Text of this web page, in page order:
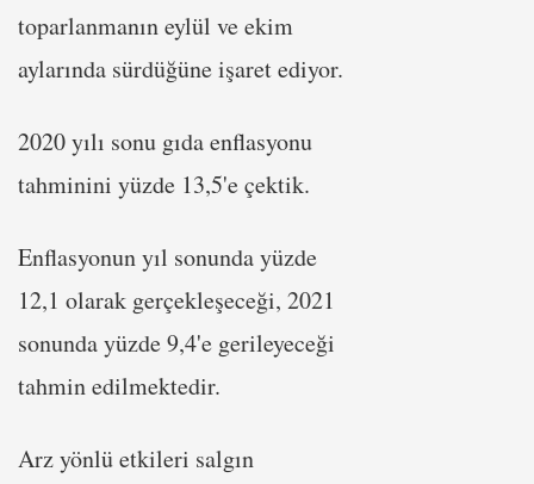
toparlanmanın eylül ve ekim
aylarında sürdüğüne işaret ediyor.
2020 yılı sonu gıda enflasyonu
tahminini yüzde 13,5'e çektik.
Enflasyonun yıl sonunda yüzde
12,1 olarak gerçekleşeceği, 2021
sonunda yüzde 9,4'e gerileyeceği
tahmin edilmektedir.
Arz yönlü etkileri salgın